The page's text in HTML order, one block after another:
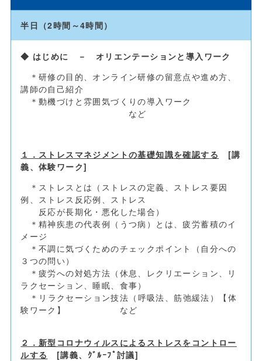
半日（2時間～4時間）
◆ はじめに － オリエンテーションと導入ワーク
＊研修の目的、オンライン研修の留意点や進め方、
講師の自己紹介
＊動機づけと雰囲気づくりの導入ワーク
など
１．ストレスマネジメントの基礎知識を確認する [講
義、体験ワーク]
＊ストレスとは（ストレスの定義、ストレス要因
例、ストレス反応例、ストレス
反応が長期化・悪化した場合）
＊精神疾患の代表例（うつ病）とは、疲労蓄積のイ
メージ
＊不調に気づくためのチェックポイント（自分への
３つの問い）
＊疲労への対処方法（休息、レクリエーション、リ
ラクセーション、睡眠、食事）
＊ リラクセーション技法（呼吸法、筋弛緩法）【体
験ワーク】 など
２．新型コロナウィルスによるストレスをコントロー
ルする
[講義、ｸﾞﾙｰﾌﾟ討議]